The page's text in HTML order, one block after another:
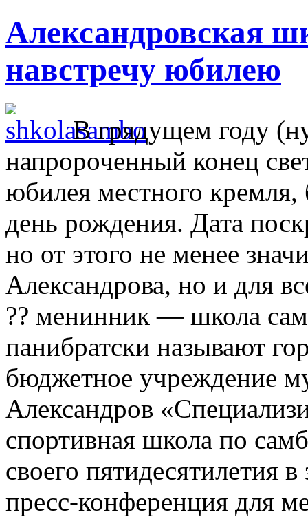
Александровская
навстречу юбилею
В грядущем году
напророченный конец
юбилея местного кремля,
день рождения. Дата
но от этого не менее
Александрова, но и для
?? менинник — школа
панибратски называют
бюджетное учреждение
Александров
спортивная школа по
своего пятидесятилетия
пресс-конференция для